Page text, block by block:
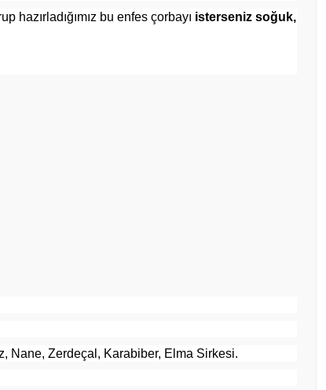
bu enfes çorbayı isterseniz soğuk,
Nane, Zerdeçal, Karabiber, Elma Sirkesi.